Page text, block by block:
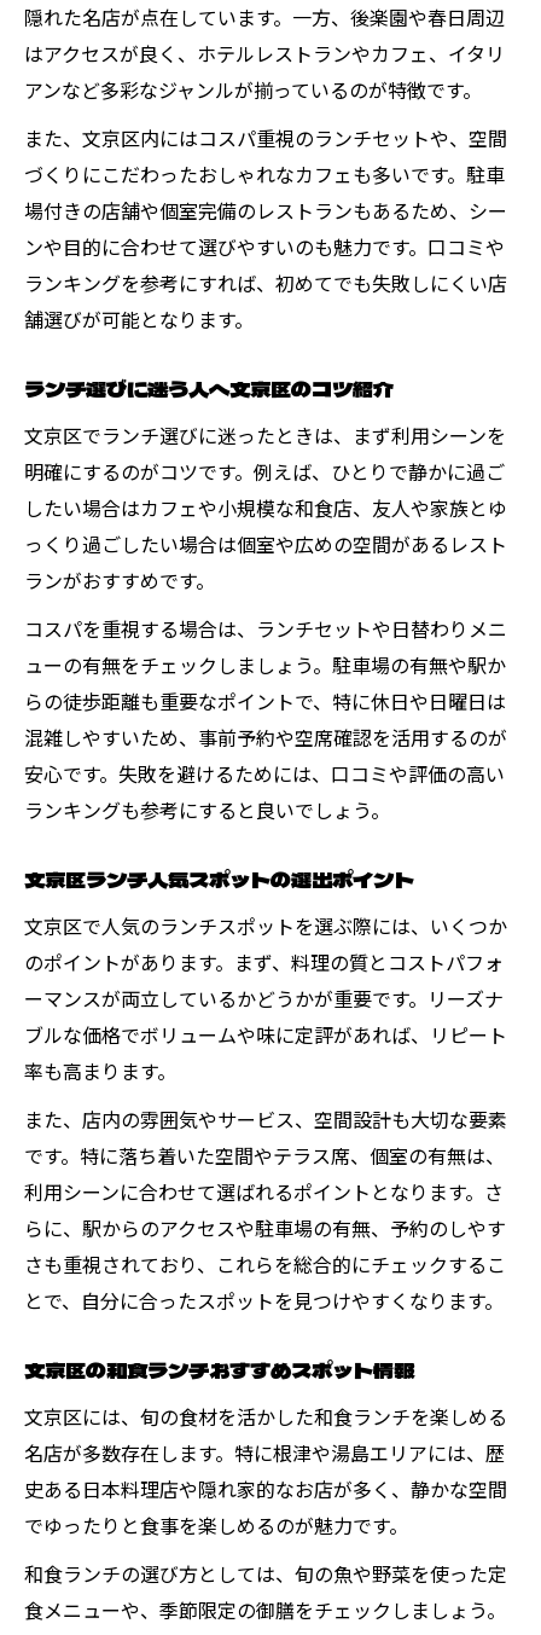
隠れた名店が点在しています。一方、後楽園や春日周辺
はアクセスが良く、ホテルレストランやカフェ、イタリ
アンなど多彩なジャンルが揃っているのが特徴です。
また、文京区内にはコスパ重視のランチセットや、空間
づくりにこだわったおしゃれなカフェも多いです。駐車
場付きの店舗や個室完備のレストランもあるため、シー
ンや目的に合わせて選びやすいのも魅力です。口コミや
ランキングを参考にすれば、初めてでも失敗しにくい店
舗選びが可能となります。
ランチ選びに迷う人へ文京区のコツ紹介
文京区でランチ選びに迷ったときは、まず利用シーンを
明確にするのがコツです。例えば、ひとりで静かに過ご
したい場合はカフェや小規模な和食店、友人や家族とゆ
っくり過ごしたい場合は個室や広めの空間があるレスト
ランがおすすめです。
コスパを重視する場合は、ランチセットや日替わりメニ
ューの有無をチェックしましょう。駐車場の有無や駅か
らの徒歩距離も重要なポイントで、特に休日や日曜日は
混雑しやすいため、事前予約や空席確認を活用するのが
安心です。失敗を避けるためには、口コミや評価の高い
ランキングも参考にすると良いでしょう。
文京区ランチ人気スポットの選出ポイント
文京区で人気のランチスポットを選ぶ際には、いくつか
のポイントがあります。まず、料理の質とコストパフォ
ーマンスが両立しているかどうかが重要です。リーズナ
ブルな価格でボリュームや味に定評があれば、リピート
率も高まります。
また、店内の雰囲気やサービス、空間設計も大切な要素
です。特に落ち着いた空間やテラス席、個室の有無は、
利用シーンに合わせて選ばれるポイントとなります。さ
らに、駅からのアクセスや駐車場の有無、予約のしやす
さも重視されており、これらを総合的にチェックするこ
とで、自分に合ったスポットを見つけやすくなります。
文京区の和食ランチおすすめスポット情報
文京区には、旬の食材を活かした和食ランチを楽しめる
名店が多数存在します。特に根津や湯島エリアには、歴
史ある日本料理店や隠れ家的なお店が多く、静かな空間
でゆったりと食事を楽しめるのが魅力です。
和食ランチの選び方としては、旬の魚や野菜を使った定
食メニューや、季節限定の御膳をチェックしましょう。